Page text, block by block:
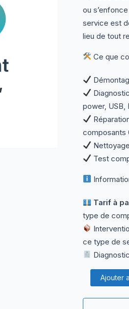
ou
service est
lieu de tout
Ce que
power, USB,
composants
Test
Tarif à
type de
ce type de
quantité
de
Ajouter